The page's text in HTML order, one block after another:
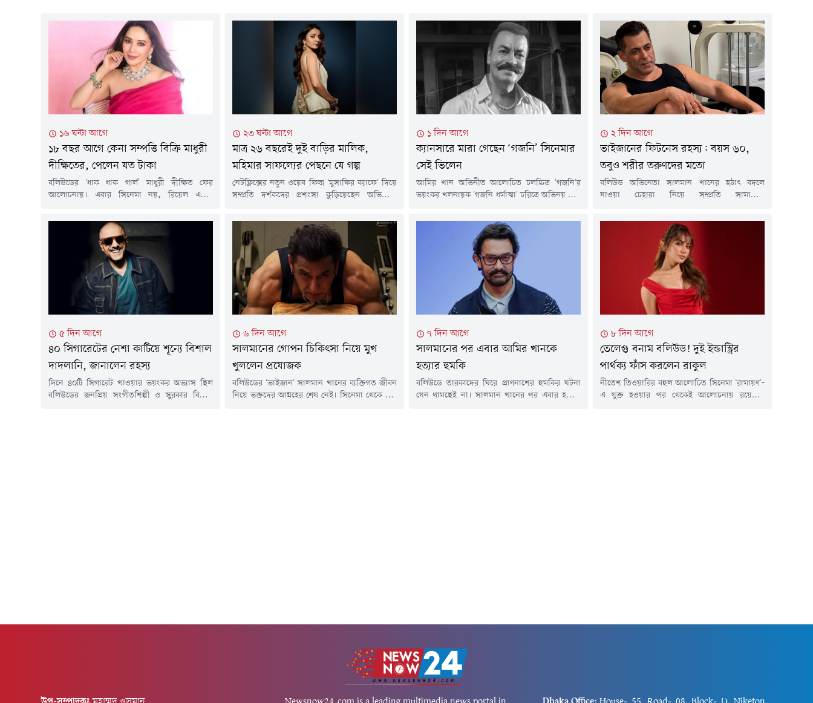
১৬ ঘন্টা আগে
১৮ বছর আগে কেনা সম্পত্তি বিক্রি মাধুরী
দীক্ষিতের, পেলেন যত টাকা
বলিউডের 'ধাক ধাক গার্ল' মাধুরী দীক্ষিত ফের
আলোচনায়। এবার সিনেমা নয়, রিয়েল এস্টেট
এসেছেন এই অভিনেত্রী।প্রায় ১৮ বছর আগে মুম্বইয়ের
পশ্চিম আন্ধেরিতে একটি অফিস কিনেছিলেন মাধুরী।
২০০৮ সালের দিকে কেনা সেই অফিসটির জন্য তিনি
দিয়েছিলেন প্রায় ৫২ লাখ ৫০ হাজার টাকা। দীর্ঘদিন
২৩ ঘন্টা আগে
মাত্র ২৬ বছরেই দুই বাড়ির মালিক,
মহিমার সাফল্যের পেছনে যে গল্প
নেটফ্লিক্সের নতুন ওয়েব ফিল্ম 'মুসাফির ক্যাফে' দিয়ে
সম্প্রতি দর্শকদের প্রশংসা কুড়িয়েছেন অভিনেত্রী
সাফল্যের শিখরে থাকলেও তার এই পথচলা ছিল দীর্ঘ
সংগ্রাম আর কঠিন পরিশ্রমে ভরা।মাত্র পাঁচ মাস বয়সে
বাবাকে হারানো মহিমা মুম্বাইয়ের একটি বস্তিতে বড়
হয়েছেন। তবে কঠোর পরিশ্রম ও মায়ের অনুপ্রেরণায়
মাত্র ২৬...
১ দিন আগে
ক্যানসারে মারা গেছেন ‘গজনি’ সিনেমার
সেই ভিলেন
আমির খান অভিনীত আলোচিত চলচ্চিত্র 'গজনি'র
ভয়ংকর খলনায়ক 'গজনি ধর্মাত্মা' চরিত্রে অভিনয় করে
অভিনেতা প্রদীপ সিং রাওয়াত আর নেই। রক্তের
ক্যানসারের সাথে দীর্ঘ লড়াই শেষে মঙ্গলবার ৭৪ বছর
বয়সে তিনি মারা গেছেন।অভিনেতার মৃত্যুর খবর
নিশ্চিত করেছেন তাঁর ব্যবস্থাপক সিদ্ধার্থ তিওয়ারি।
ভারতীয় সংবাদমাধ্যমকে তিনি...
২ দিন আগে
ভাইজানের ফিটনেস রহস্য: বয়স ৬০,
তবুও শরীর তরুণদের মতো
বলিউড অভিনেতা সালমান খানের হঠাৎ বদলে
যাওয়া চেহারা নিয়ে সম্প্রতি সামাজিক
একটি ভিডিওতে তাকে আগের তুলনায় অনেকটা রোগা
দেখা যায়। এরপর থেকেই ভক্তদের মধ্যে গুঞ্জন ছড়িয়ে
পড়ে-অসুস্থ হয়ে পড়েছেন কি না ভাইজান?তবে সেই
সব জল্পনার অবসান ঘটিয়েছেন খোদ সালমান খান।
জানিয়েছেন, অসুস্থতার কারণে নয়, বরং...
৫ দিন আগে
৪০ সিগারেটের নেশা কাটিয়ে শূন্যে বিশাল
দাদলানি, জানালেন রহস্য
দিনে ৪০টি সিগারেট খাওয়ার ভয়ংকর অভ্যাস ছিল
বলিউডের জনপ্রিয় সংগীতশিল্পী ও সুরকার বিশাল
৬ দিন আগে
সালমানের গোপন চিকিৎসা নিয়ে মুখ
খুললেন প্রযোজক
বলিউডের 'ভাইজান' সালমান খানের ব্যক্তিগত জীবন
নিয়ে ভক্তদের আগ্রহের শেষ নেই। সিনেমা থেকে শুরু
৭ দিন আগে
সালমানের পর এবার আমির খানকে
হত্যার হুমকি
বলিউডে তারকাদের ঘিরে প্রাণনাশের হুমকির ঘটনা
যেন থামছেই না। সালমান খানের পর এবার হত্যার
৮ দিন আগে
তেলেগু বনাম বলিউড! দুই ইন্ডাস্ট্রির
পার্থক্য ফাঁস করলেন রাকুল
নীতেশ তিওয়ারির বহুল আলোচিত সিনেমা 'রামায়ণ'-
এ যুক্ত হওয়ার পর থেকেই আলোচনায় রয়েছেন